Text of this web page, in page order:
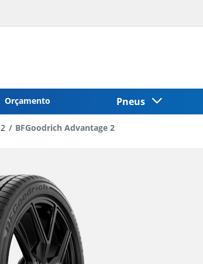
Orçamento Pneus
BFGoodrich Advantage 2